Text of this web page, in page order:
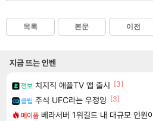
목록 본문 이전
지금 뜨는 인벤
정보 치지직 애플TV 앱 출시 [3]
클립 주식 UFC라는 우정잉 [3]
메이플 베라서버 1위길드 내 대규모 인원